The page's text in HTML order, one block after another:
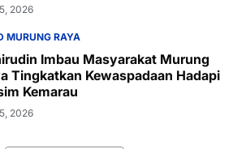
2026
MURUNG RAYA
Imbau Masyarakat Murung
Tingkatkan Kewaspadaan Hadapi
Kemarau
2026